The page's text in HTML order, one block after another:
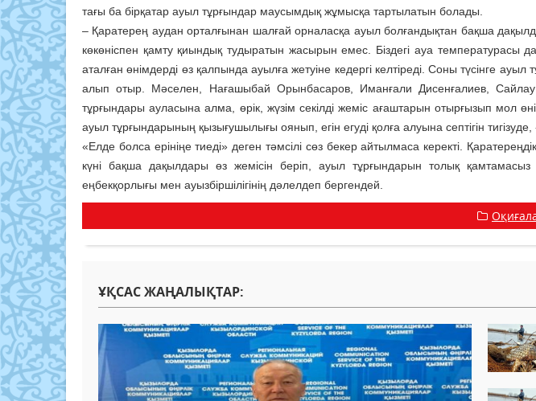
тағы ба бірқатар ауыл тұрғындар маусымдық жұмысқа тартылатын болады.
– Қаратерең аудан орталғынан шалғай орналасқа ауыл болғандықтан бақша
көкөніспен қамту қиындық тудыратын жасырын емес. Біздегі ауа температурасы
аталған өнімдерді өз қалпында ауылға жетуіне кедергі келтіреді. Соны түсінге ауыл
алып отыр. Мәселен, Нағашыбай Орынбасаров, Иманғали Дисенғалиев,
тұрғындары ауласына алма, өрік, жүзім секілді жеміс ағаштарын отырғызып мол
ауыл тұрғындарының қызығушылығы оянып, егін егуді қолға алуына септігін тигізуде,
«Елде болса ерініңе тиеді» деген тәмсілі сөз бекер айтылмаса керекті.
күні бақша дақылдары өз жемісін беріп, ауыл тұрғындарын толық
еңбекқорлығы мен ауызбіршілігінің дәлелдеп бергендей.
ҰҚСАС ЖАҢАЛЫҚТАР: